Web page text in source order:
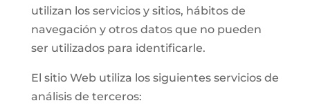
utilizan los servicios y sitios, hábitos de
navegación y otros datos que no pueden
ser utilizados para identificarle.
El sitio Web utiliza los siguientes servicios de
análisis de terceros: